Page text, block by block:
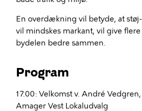
En overdækning vil betyde, at
vil mindskes markant, vil give
bydelen bedre sammen.
Program
17.00: Velkomst v. André
Amager Vest Lokaludvalg